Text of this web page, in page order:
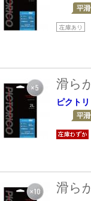
滑ら
ピクト
滑ら